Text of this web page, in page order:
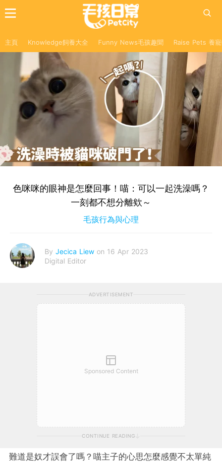
主頁 Knowledge飼養大全 Funny News毛孩趣聞 Raise Pets 養
色咪咪的眼神是怎麼回事！喵：可以一起洗澡嗎？
一刻都不想分離欸～
毛孩行為與心理
By Jecica Liew on 16 Apr 2023
Digital Editor
ADVERTISEMENT
Sponsored Content
CONTINUE READING
難道是奴才誤會了嗎？喵主子的心思怎麼感覺不太單純